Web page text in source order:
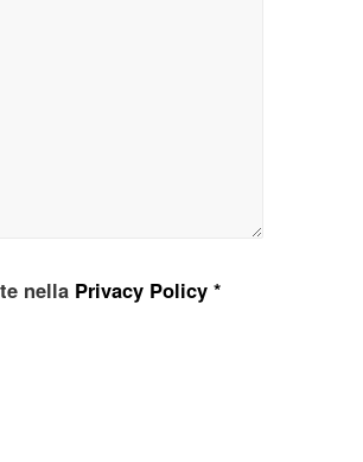
nella Privacy Policy *